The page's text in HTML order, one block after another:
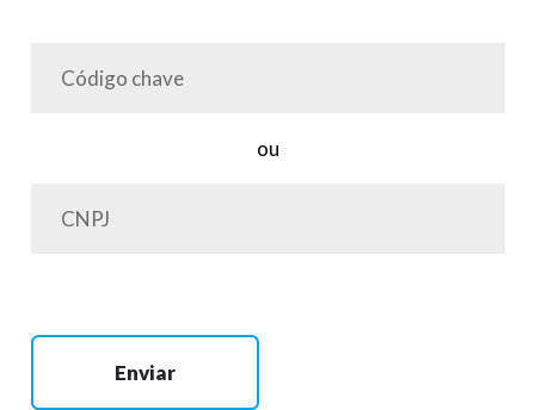
ou
Enviar